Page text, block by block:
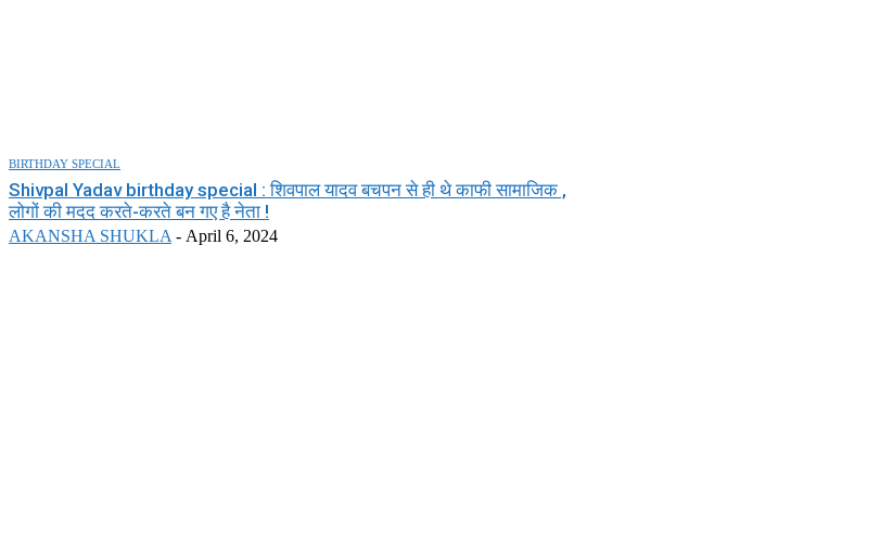
BIRTHDAY SPECIAL
Shivpal Yadav birthday special : शिवपाल यादव बचपन से ही थे काफी सामाजिक ,
लोगों की मदद करते-करते बन गए है नेता !
AKANSHA SHUKLA - April 6, 2024